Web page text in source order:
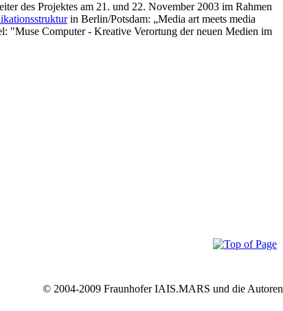
des Projektes am 21. und 22. November 2003 im Rahmen
in Berlin/Potsdam: „Media art meets media
"Muse Computer - Kreative Verortung der neuen Medien im
© 2004-2009 Fraunhofer IAIS.MARS und die Autoren